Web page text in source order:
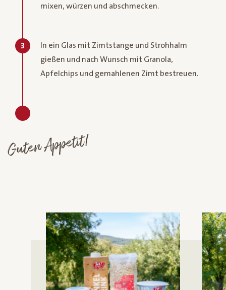
mixen, würzen und abschmecken.
3
In ein Glas mit Zimtstange und Strohhalm
gießen und nach Wunsch mit Granola,
Apfelchips und gemahlenen Zimt bestreuen.
Guten Appetit!